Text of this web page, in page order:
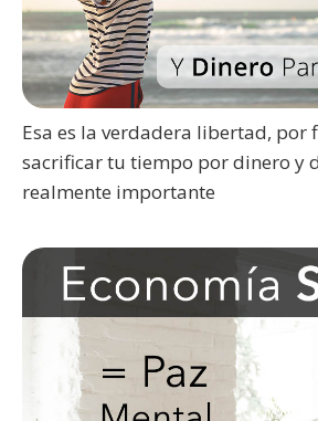
Esa es la verdadera libertad, por
sacrificar tu tiempo por dinero y
realmente importante